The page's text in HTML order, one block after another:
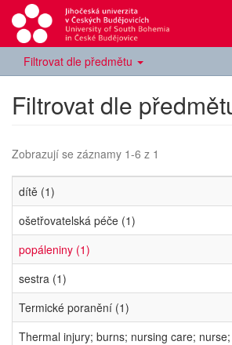
Filtrovat dle předmětu
Filtrovat dle
Zobrazují se záznamy 1-6 z 1
dítě (1)
ošetřovatelská péče (1)
popáleniny (1)
sestra (1)
Termické poranění (1)
Thermal injury; burns; nursing care;